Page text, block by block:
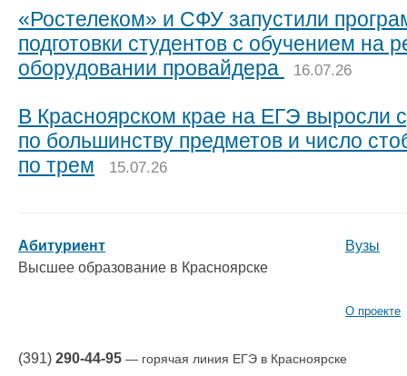
«Ростелеком» и СФУ запустили
подготовки студентов с обучением на
оборудовании провайдера
16.07.26
В Красноярском крае на ЕГЭ выросли
по большинству предметов и число
по трем
15.07.26
Абитуриент
Высшее образование в Красноярске
Вузы
О проекте
(391) 290-44-95 — горячая линия ЕГЭ в Красноярске